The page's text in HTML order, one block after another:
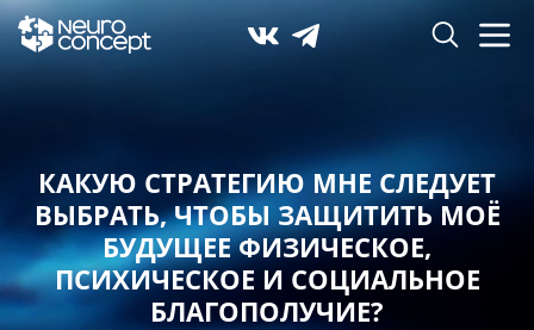
КАКУЮ СТРАТЕГИЮ МНЕ СЛЕДУЕТ
ВЫБРАТЬ,ЧТОБЫ ЗАЩИТИТЬ МОЁ
БУДУЩЕЕ ФИЗИЧЕСКОЕ,
ПСИХИЧЕСКОЕ И СОЦИАЛЬНОЕ
БЛАГОПОЛУЧИЕ?